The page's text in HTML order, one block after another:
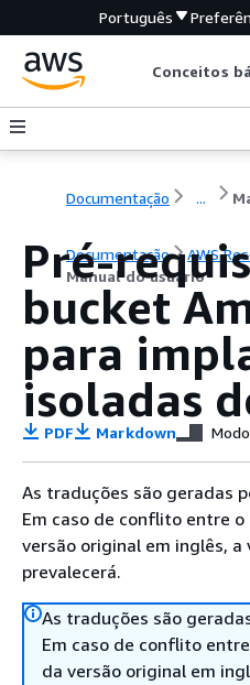
Português
Conceitos
Documentação ...
Documentação
AWS
Manual do usuário
Pré-
bucket
para
isoladas
PDF Markdown
As traduções são geradas
Em caso de conflito entre
versão original em inglês, a
prevalecerá.
As traduções são
Em caso de conflito
da versão original em